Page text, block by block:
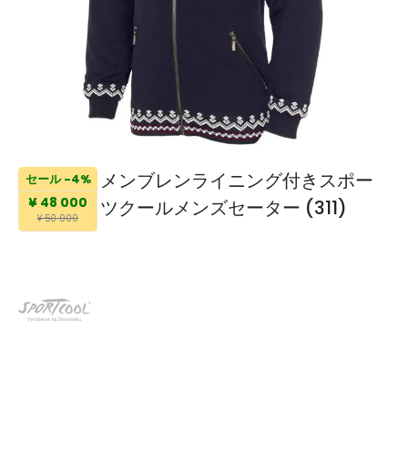
セール -4%
¥ 48 000
¥ 50 000
メンブレンライニング付きスポー
ツクールメンズセーター (311)